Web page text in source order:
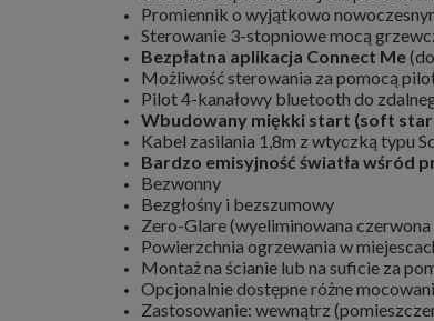
Promiennik o wyjątkowo
Sterowanie 3-stopniowe mocą
Bezpłatna aplikacja Connect Me
Możliwość sterowania za pomocą
Pilot 4-kanałowy bluetooth do
Wbudowany miękki start (soft
Kabel zasilania 1,8m z wtyczką typu
Bardzo emisyjność światła wśród
Bezwonny
Bezgłośny i bezszumowy
Zero-Glare (wyeliminowana
Powierzchnia ogrzewania w
Montaż na ścianie lub na suficie za
Opcjonalnie dostępne różne
Zastosowanie: wewnątrz